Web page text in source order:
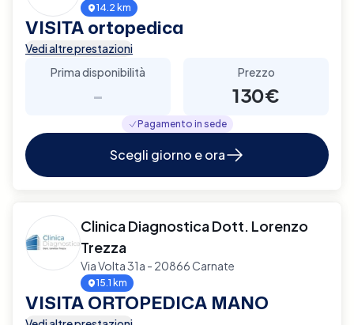
14.2 km
VISITA ortopedica
Vedi altre prestazioni
Prima disponibilità
-
Prezzo
130€
Pagamento in sede
Scegli giorno e ora
Clinica Diagnostica Dott. Lorenzo
Trezza
Via Volta 31a - 20866 Carnate
15.1 km
VISITA ORTOPEDICA MANO